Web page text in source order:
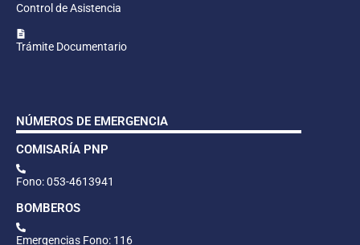
Control de Asistencia
Trámite Documentario
NÚMEROS DE EMERGENCIA
COMISARÍA PNP
Fono: 053-4613941
BOMBEROS
Emergencias Fono: 116